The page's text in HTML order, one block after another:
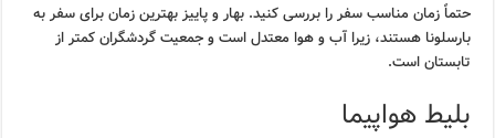
حتماً زمان مناسب سفر را بررسی کنید. بهار و پاییز بهترین زمان برای سفر به
بارسلونا هستند، زیرا آب و هوا معتدل است و جمعیت گردشگران کمتر از
تابستان است.
بلیط هواپیما